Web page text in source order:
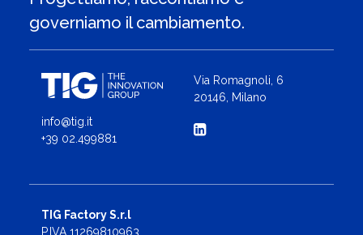
governiamo il cambiamento.
info@tig.it
+39 02.499881
Via Romagnoli, 6
20146, Milano
TIG Factory S.r.l
P.IVA 11269810963